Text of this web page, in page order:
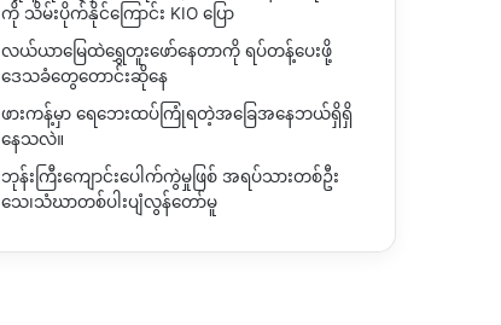
ကို သိမ်းပိုက်နိုင်ကြောင်း KIO ပြော
လယ်ယာမြေထဲရွှေတူးဖော်နေတာကို ရပ်တန့်ပေးဖို့
ဒေသခံတွေတောင်းဆိုနေ
ဖားကန့်မှာ ရေဘေးထပ်ကြုံရတဲ့အခြေအနေဘယ်ရှိရှိ
နေသလဲ။
ဘုန်းကြီးကျောင်းပေါက်ကွဲမှုဖြစ် အရပ်သားတစ်ဦး
သေ၊သံဃာတစ်ပါးပျံလွန်တော်မူ